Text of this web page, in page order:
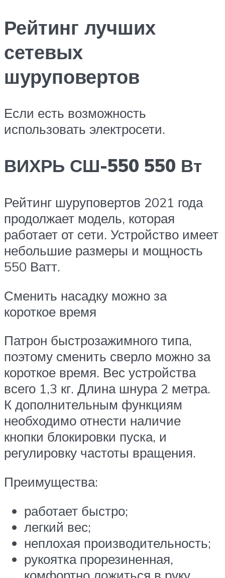
Рейтинг лучших
сетевых
шуруповертов
Если есть возможность
использовать электросети.
ВИХРЬ СШ-550 550 Вт
Рейтинг шуруповертов 2021 года
продолжает модель, которая
работает от сети. Устройство имеет
небольшие размеры и мощность
550 Ватт.
Сменить насадку можно за
короткое время
Патрон быстрозажимного типа,
поэтому сменить сверло можно за
короткое время. Вес устройства
всего 1,3 кг. Длина шнура 2 метра.
К дополнительным функциям
необходимо отнести наличие
кнопки блокировки пуска, и
регулировку частоты вращения.
Преимущества:
работает быстро;
легкий вес;
неплохая производительность;
рукоятка прорезиненная,
комфортно ложиться в руку.